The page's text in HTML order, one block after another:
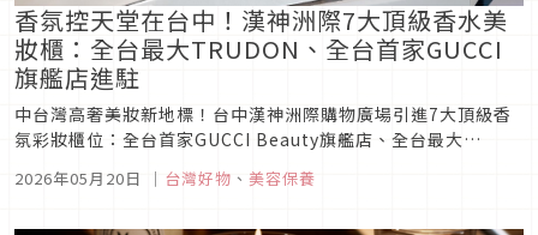
香氛控天堂在台中！漢神洲際7大頂級香水美
妝櫃：全台最大TRUDON、全台首家GUCCI
旗艦店進駐
中台灣高奢美妝新地標！台中漢神洲際購物廣場引進7大頂級香
氛彩妝櫃位：全台首家GUCCI Beauty旗艦店、全台最大
世家空間，以及CREED與BVLGARI寶格麗香氛藝廊。精品彩
2026年05月20日 ｜ 台灣好物 、 美容保養